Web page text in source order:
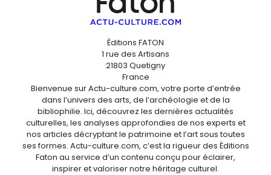
Éditions FATON
1 rue des Artisans
21803 Quetigny
France
Bienvenue sur Actu-culture.com, votre porte d’entrée
dans l’univers des arts, de l’archéologie et de la
bibliophilie. Ici, découvrez les dernières actualités
culturelles, les analyses approfondies de nos experts et
nos articles décryptant le patrimoine et l’art sous toutes
ses formes. Actu-culture.com, c’est la rigueur des Éditions
Faton au service d’un contenu conçu pour éclairer,
inspirer et valoriser notre héritage culturel.